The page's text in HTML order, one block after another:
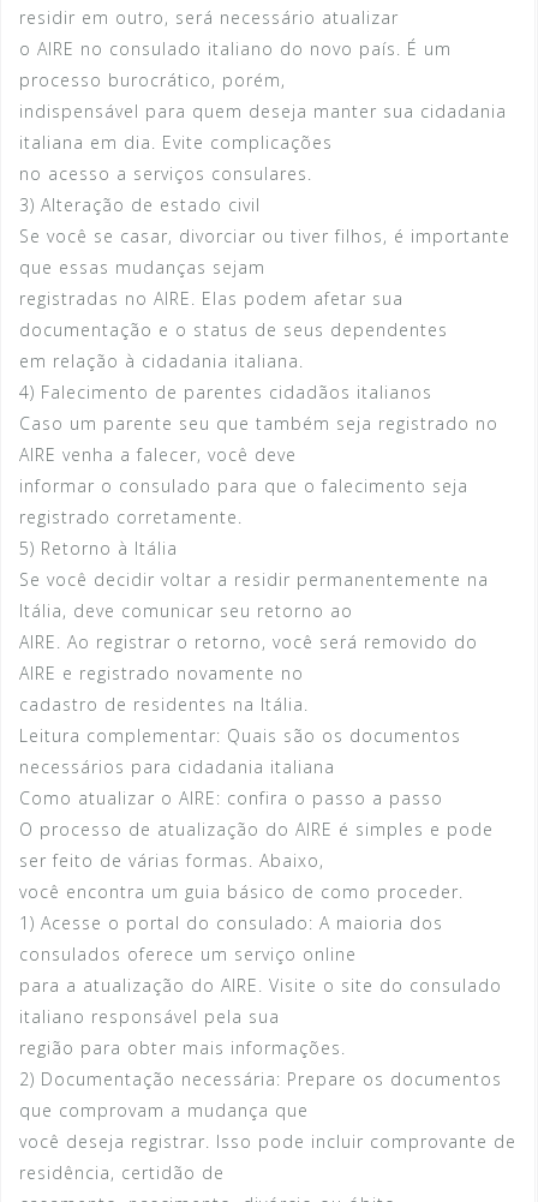
residir em outro, será necessário atualizar
o AIRE no consulado italiano do novo país. É um
processo burocrático, porém,
indispensável para quem deseja manter sua cidadania
italiana em dia. Evite complicações
no acesso a serviços consulares.
3) Alteração de estado civil
Se você se casar, divorciar ou tiver filhos, é importante
que essas mudanças sejam
registradas no AIRE. Elas podem afetar sua
documentação e o status de seus dependentes
em relação à cidadania italiana.
4) Falecimento de parentes cidadãos italianos
Caso um parente seu que também seja registrado no
AIRE venha a falecer, você deve
informar o consulado para que o falecimento seja
registrado corretamente.
5) Retorno à Itália
Se você decidir voltar a residir permanentemente na
Itália, deve comunicar seu retorno ao
AIRE. Ao registrar o retorno, você será removido do
AIRE e registrado novamente no
cadastro de residentes na Itália.
Leitura complementar: Quais são os documentos
necessários para cidadania italiana
Como atualizar o AIRE: confira o passo a passo
O processo de atualização do AIRE é simples e pode
ser feito de várias formas. Abaixo,
você encontra um guia básico de como proceder.
1) Acesse o portal do consulado: A maioria dos
consulados oferece um serviço online
para a atualização do AIRE. Visite o site do consulado
italiano responsável pela sua
região para obter mais informações.
2) Documentação necessária: Prepare os documentos
que comprovam a mudança que
você deseja registrar. Isso pode incluir comprovante de
residência, certidão de